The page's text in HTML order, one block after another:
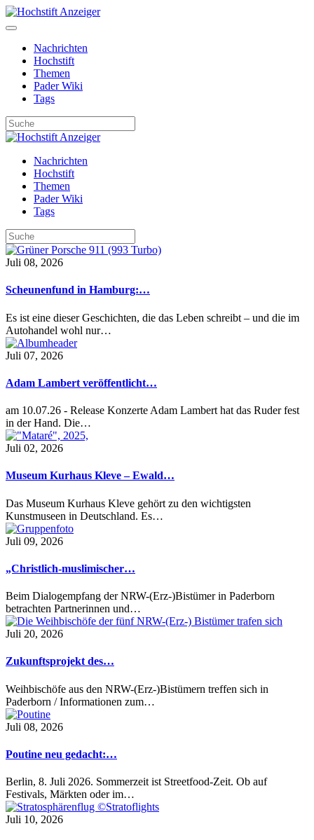
Nachrichten
Hochstift
Themen
Pader Wiki
Tags
Nachrichten
Hochstift
Themen
Pader Wiki
Tags
Juli 08, 2026
Scheunenfund in Hamburg:…
Es ist eine dieser Geschichten, die das Leben schreibt – und die im
Autohandel wohl nur…
Juli 07, 2026
Adam Lambert veröffentlicht…
am 10.07.26 - Release Konzerte Adam Lambert hat das Ruder fest
in der Hand. Die…
Juli 02, 2026
Museum Kurhaus Kleve – Ewald…
Das Museum Kurhaus Kleve gehört zu den wichtigsten
Kunstmuseen in Deutschland. Es…
Juli 09, 2026
„Christlich-muslimischer…
Beim Dialogempfang der NRW-(Erz-)Bistümer in Paderborn
betrachten Partnerinnen und…
Juli 20, 2026
Zukunftsprojekt des…
Weihbischöfe aus den NRW-(Erz-)Bistümern treffen sich in
Paderborn / Informationen zum…
Juli 08, 2026
Poutine neu gedacht:…
Berlin, 8. Juli 2026. Sommerzeit ist Streetfood-Zeit. Ob auf
Festivals, Märkten oder im…
Juli 10, 2026